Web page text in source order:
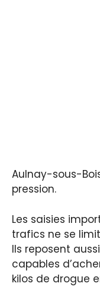
Aulnay-sous-
pression.
Les saisies
trafics ne se
Ils reposent
capables
kilos de drogue